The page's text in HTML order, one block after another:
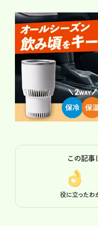
この記事
役に立ったわ